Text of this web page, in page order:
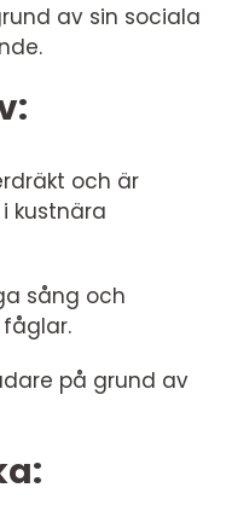
av sin sociala
och är
kustnära
sång och
på grund av